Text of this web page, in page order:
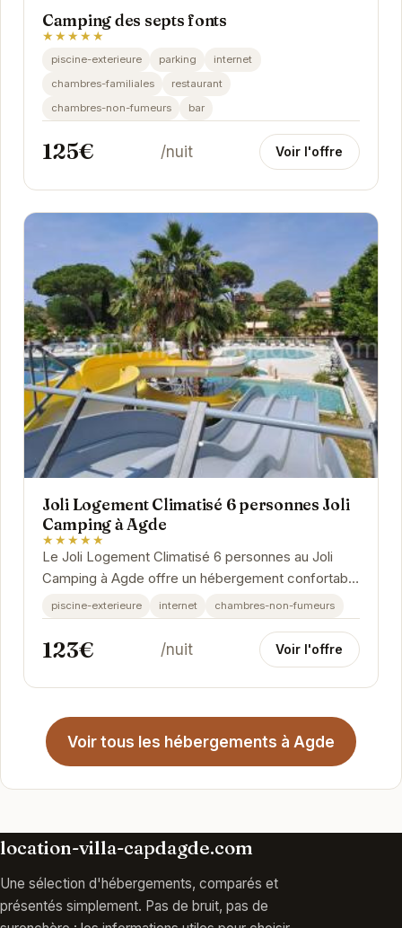
Camping des septs fonts
★★★★★
piscine-exterieure parking
internet
chambres-familiales
restaurant
chambres-non-fumeurs
bar
125€ /nuit Voir l'offre
Joli Logement Climatisé 6 personnes Joli
Camping à Agde
★★★★★
Le Joli Logement Climatisé 6 personnes au Joli
Camping à Agde offre un hébergement confortable
et bien équipé pour des vacances réussies....
piscine-exterieure internet chambres-non-fumeurs
123€ /nuit Voir l'offre
Voir tous les hébergements à Agde
location-villa-capdagde.com
Une sélection d'hébergements, comparés et
présentés simplement. Pas de bruit, pas de